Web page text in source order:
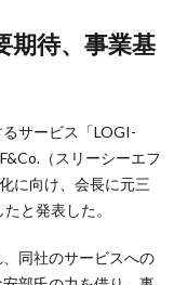
サービス「LOGI-
（スリーシーエフ
に向け、会長に元三
と発表した。
同社のサービスへの